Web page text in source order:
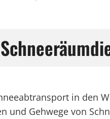
in den
und Gehwege von